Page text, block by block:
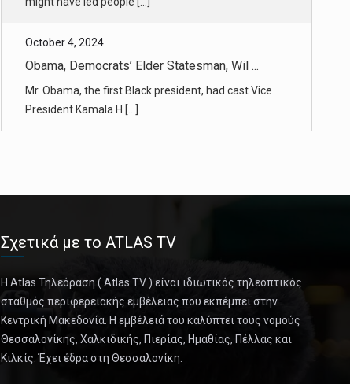
Obama, Democrats’ Elder Statesman, Wil ...
Mr. Obama, the first Black president, had cast Vice
October 4, 2024
As America’s Marijuana Use Grows, So D ...
A growing number of marijuana users in the U.S. are
October 4, 2024
The War in Darkness
Sonya Liakh was diagnosed with eye cancer at age 2.
Σχετικά με το ATLAS TV
Η Atlas Τηλεόραση ( Atlas TV ) είναι ιδιωτικός τηλεοπτικός
σταθμός περιφερειακής εμβέλειας που εκπέμπει στην
Κεντρική Μακεδονία. Η εμβέλειά του καλύπτει τους νομούς
Θεσσαλονίκης, Χαλκιδικής, Πιερίας, Ημαθίας, Πέλλας και
Κιλκίς. Έχει έδρα στη Θεσσαλονίκη.